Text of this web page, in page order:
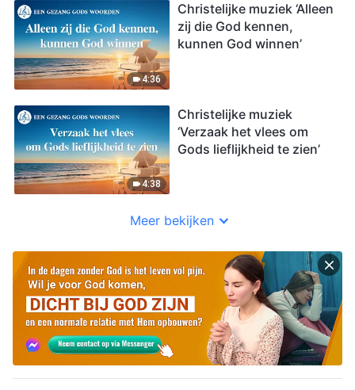
4:36
Christelijke muziek ‘Alleen
zij die God kennen,
kunnen God winnen’
4:38
Christelijke muziek
‘Verzaak het vlees om
Gods lieflijkheid te zien’
Meer bekijken